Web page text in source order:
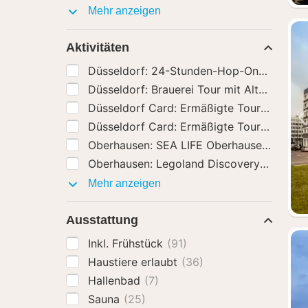
Mehr anzeigen
Aktivitäten
Düsseldorf: 24-Stunden-Hop-On-Hop-
Düsseldorf: Brauerei Tour mit
Düsseldorf Card: Ermäßigte
Düsseldorf Card: Ermäßigte
Oberhausen: SEA LIFE Oberhausen Entry
Oberhausen: Legoland Discovery Center
Mehr anzeigen
Ausstattung
Inkl. Frühstück (91)
Haustiere erlaubt (36)
Hallenbad (7)
Sauna (25)